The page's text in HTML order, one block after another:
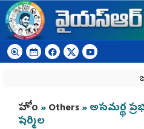
Skip to main content
You are here
హోం »Others» అసమర్థ
షర్మిల